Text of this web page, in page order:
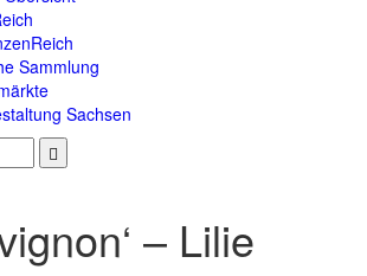
Sammlung
Sachsen
– Lilie